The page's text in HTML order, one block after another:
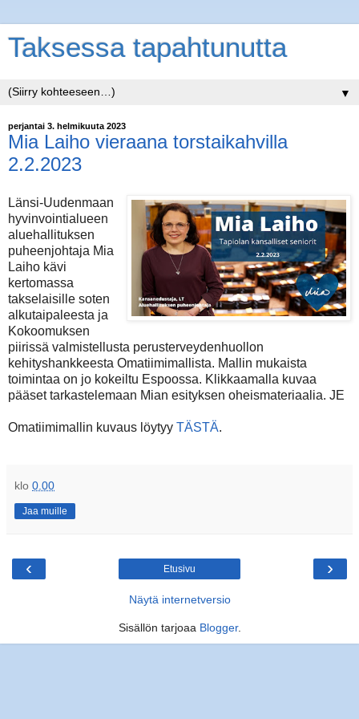
Taksessa tapahtunutta
▼
perjantai 3. helmikuuta 2023
Mia Laiho vieraana torstaikahvilla
2.2.2023
Länsi-Uudenmaan
hyvinvointialueen
aluehallituksen
puheenjohtaja Mia
Laiho kävi
kertomassa
takselaisille soten
alkutaipaleesta ja
Kokoomuksen
piirissä valmistellusta perusterveydenhuollon
kehityshankkeesta Omatiimimallista. Mallin mukaista
toimintaa on jo kokeiltu Espoossa. Klikkaamalla kuvaa
pääset tarkastelemaan Mian esityksen oheismateriaalia. JE
Omatiimimallin kuvaus löytyy TÄSTÄ.
klo 0.00
Jaa muille
‹ ›
Etusivu
Näytä internetversio
Sisällön tarjoaa Blogger.